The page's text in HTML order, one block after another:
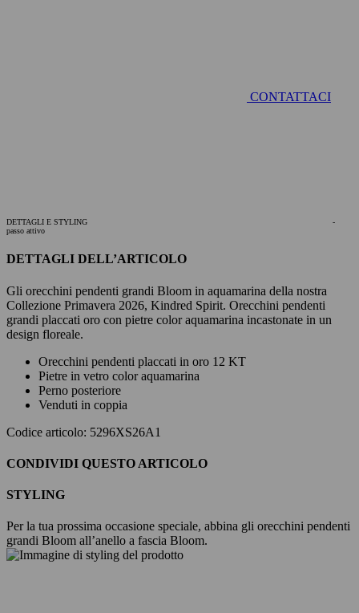
CONTATTACI
DETTAGLI E STYLING
-
passo attivo
DETTAGLI DELL’ARTICOLO
Gli orecchini pendenti grandi Bloom in aquamarina della nostra
Collezione Primavera 2026, Kindred Spirit. Orecchini pendenti
grandi placcati oro con pietre color aquamarina incastonate in un
design floreale.
Orecchini pendenti placcati in oro 12 KT
Pietre in vetro color aquamarina
Perno posteriore
Venduti in coppia
Codice articolo: 5296XS26A1
CONDIVIDI QUESTO ARTICOLO
STYLING
Per la tua prossima occasione speciale, abbina gli orecchini pendenti
grandi Bloom all’anello a fascia Bloom.